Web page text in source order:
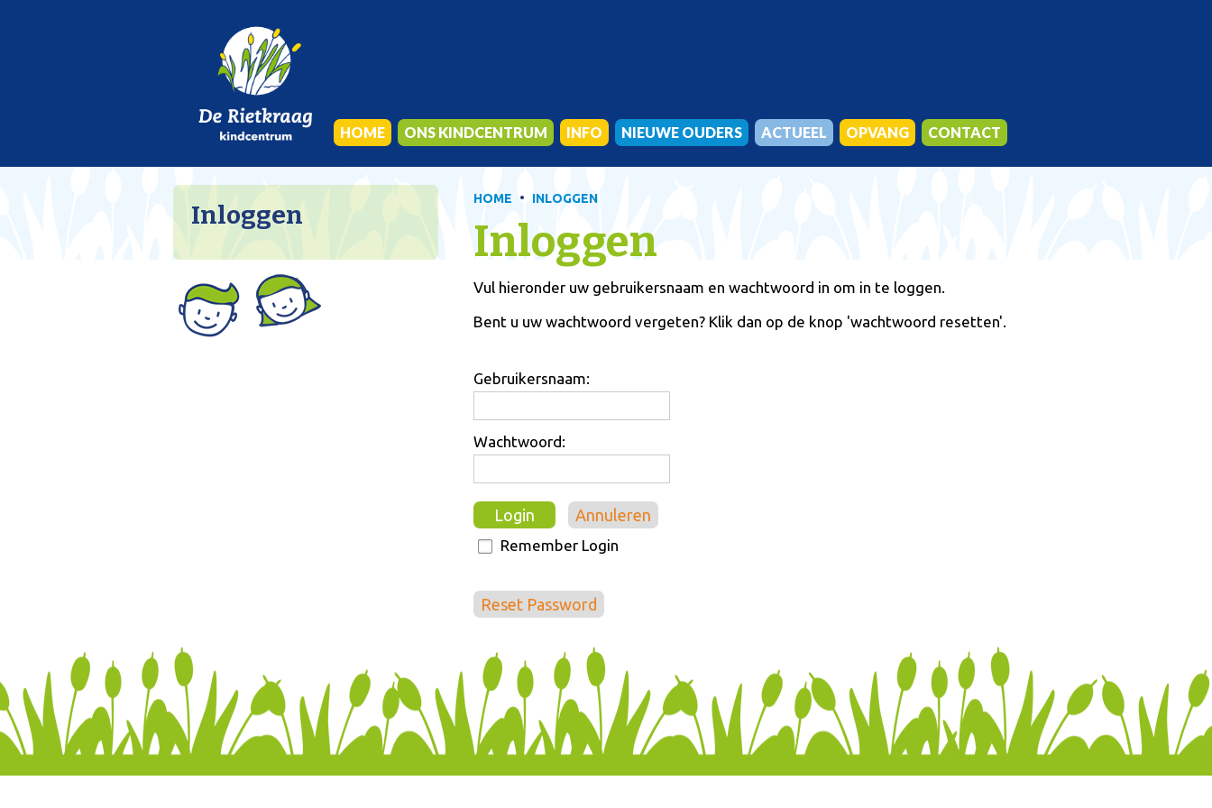
HOME ONS KINDCENTRUM
BSO
KERNWAARDEN
SAMEN
DUURZAAM EN GEZOND
INFO
OUDERVERENIGING
DIGITALE SCHOOLGIDS
SCHOOLGIDS
NIEUWE OUDERS
KENNISMAKEN EN AANMELDEN
ACTUEEL OPVANG CONTACT
Inloggen
HOME • INLOGGEN
Inloggen
Vul hieronder uw gebruikersnaam en wachtwoord in om in te loggen.
Bent u uw wachtwoord vergeten? Klik dan op de knop 'wachtwoord resetten'.
Gebruikersnaam:
Wachtwoord:
Login Annuleren
Remember Login
Reset Password